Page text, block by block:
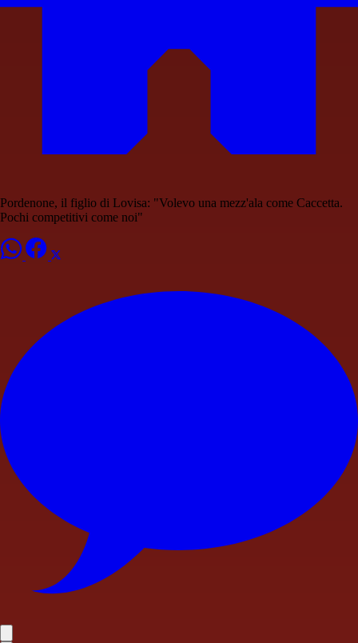
Pordenone, il figlio di Lovisa: "Volevo una mezz'ala come Caccetta.
Pochi competitivi come noi"